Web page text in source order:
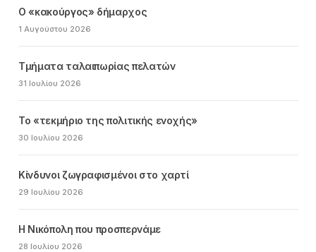
Ο «κακούργος» δήμαρχος
1 Αυγούστου 2026
Τμήματα ταλαιπωρίας πελατών
31 Ιουλίου 2026
Το «τεκμήριο της πολιτικής ενοχής»
30 Ιουλίου 2026
Κίνδυνοι ζωγραφισμένοι στο χαρτί
29 Ιουλίου 2026
Η Νικόπολη που προσπερνάμε
28 Ιουλίου 2026